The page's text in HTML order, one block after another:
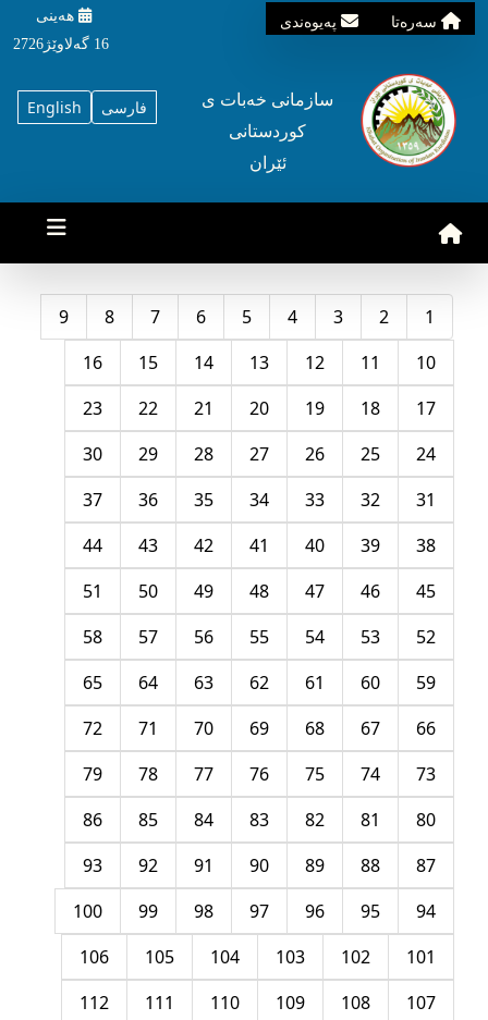
سه‌ره‌تا په‌یوه‌ندی
هه‌ینی
16 گه‌لاوێژ2726
English فارسی
سازمانی خه‌بات ی
کوردستانی
ئێران
1
2
3
4
5
6
7
8
9
10
11
12
13
14
15
16
17
18
19
20
21
22
23
24
25
26
27
28
29
30
31
32
33
34
35
36
37
38
39
40
41
42
43
44
45
46
47
48
49
50
51
52
53
54
55
56
57
58
59
60
61
62
63
64
65
66
67
68
69
70
71
72
73
74
75
76
77
78
79
80
81
82
83
84
85
86
87
88
89
90
91
92
93
94
95
96
97
98
99
100
101
102
103
104
105
106
107
108
109
110
111
112